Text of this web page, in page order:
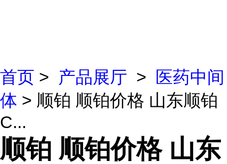
首页 > 产品展厅 >
医药中间
体 > 顺铂 顺铂价格 山东顺铂
C...
顺铂 顺铂价格 山东